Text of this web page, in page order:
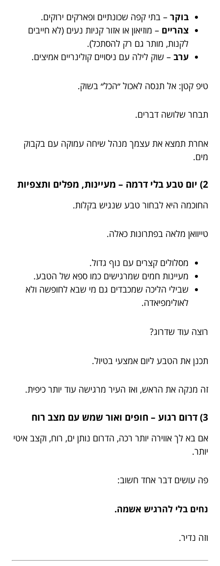
בוקר – בתי קפה שכונתיים ופארקים ירוקים.
צהריים – מוזיאון או אזור קניות נעים (לא חייבים
לקנות, מותר גם רק להסתכל).
ערב – שוק לילה עם ניסויים קולינריים אמיצים.
טיפ קטן: אל תנסה לאכול ״הכל״ בשוק.
תבחר שלושה דברים.
אחרת תמצא את עצמך מנהל שיחה עמוקה עם בקבוק
מים.
2) יום טבע בלי דרמה – מעיינות, מפלים ותצפיות
החוכמה היא לבחור טבע שנגיש בקלות.
טייוואן מלאה בפתרונות כאלה.
מסלולים קצרים עם נוף גדול.
מעיינות חמים שמרגישים כמו ספא של הטבע.
שבילי הליכה שמכבדים גם מי שבא לחופשה ולא
לאולימפיאדה.
רוצה עוד שדרוג?
תכנן את הטבע ליום אמצעי בטיול.
זה מנקה את הראש, ואז העיר מרגישה עוד יותר כיפית.
3) דרום רגוע – חופים ואור שמש עם מצב רוח
אם בא לך אווירה יותר רכה, הדרום נותן ים, רוח, וקצב איטי
יותר.
פה עושים דבר אחד חשוב:
נחים בלי להרגיש אשמה.
וזה נדיר.